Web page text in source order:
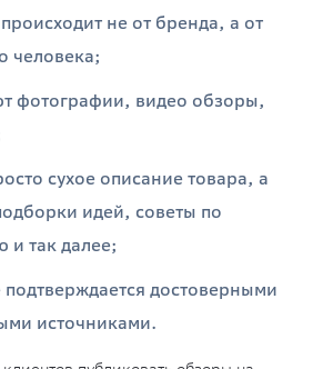
не от бренда, а от
человека;
фотографии, видео обзоры,
сухое описание товара, а
идей, советы по
и так далее;
достоверными
источниками.